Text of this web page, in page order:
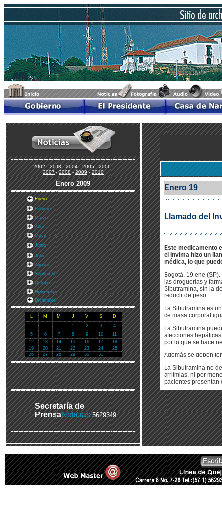
2002-2003-2004-2005-2006-
2007-2008-2009-2010
Enero2009
Enero
Febrero
Marzo
Abril
Mayo
Junio
Julio
Agosto
Septiembre
Octubre
Noviembre
Diciembre
L M M J V S
D
1
2 3
4
5
6 7 8 9 10
11
12
13 14 15 16 17
18
19
20 21 22 23 24
25
26
27 28 29 30 31
Secretaría de
PrensaNoticias 5629349
Enero 19
Llamado del
Este medicamento
el Invima hizo un
médica, lo que
Bogotá, 19 ene
las droguerías y
Sibutramina, sin la
reducir de peso.
La Sibutramina es
de masa corporal
La Sibutramina
afecciones
por lo que se hace
Además se deben
La Sibutramina no
arritmias, ni por
pacientes presentan